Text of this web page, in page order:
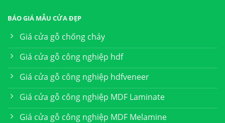
BÁO GIÁ MẪU CỬA ĐẸP
Giá cửa gỗ chống cháy
Giá cửa gỗ công nghiệp hdf
Giá cửa gỗ công nghiệp hdfveneer
Giá cửa gỗ công nghiệp MDF Laminate
Giá cửa gỗ công nghiệp MDF Melamine